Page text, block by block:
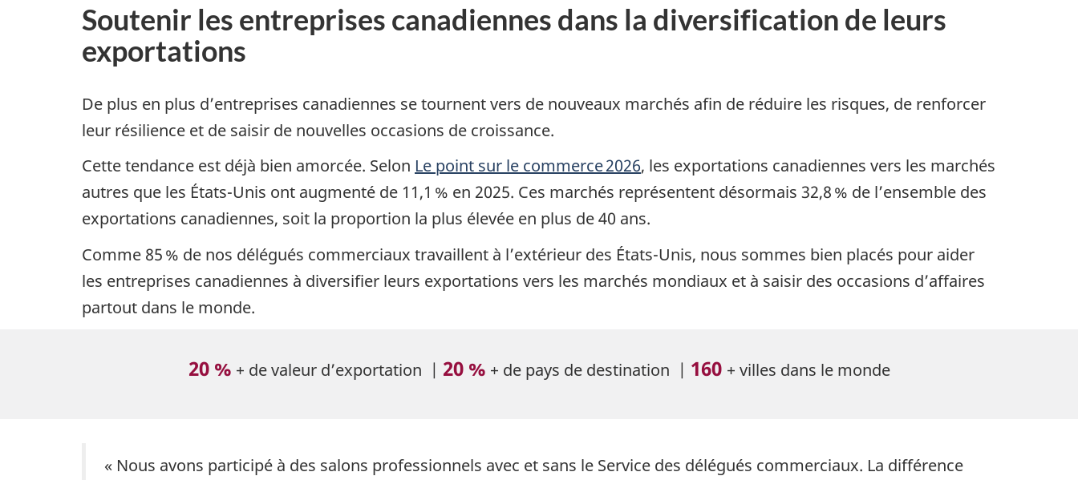
Soutenir les entreprises canadiennes dans la diversification de leurs
exportations
De plus en plus d’entreprises canadiennes se tournent vers de nouveaux marchés afin de réduire les risques, de renforcer
leur résilience et de saisir de nouvelles occasions de croissance.
Cette tendance est déjà bien amorcée. Selon Le point sur le commerce 2026, les exportations canadiennes vers les marchés
autres que les États-Unis ont augmenté de 11,1 % en 2025. Ces marchés représentent désormais 32,8 % de l’ensemble des
exportations canadiennes, soit la proportion la plus élevée en plus de 40 ans.
Comme 85 % de nos délégués commerciaux travaillent à l’extérieur des États-Unis, nous sommes bien placés pour aider
les entreprises canadiennes à diversifier leurs exportations vers les marchés mondiaux et à saisir des occasions d’affaires
partout dans le monde.
20 % + de valeur d’exportation | 20 % + de pays de destination | 160 + villes dans le monde
« Nous avons participé à des salons professionnels avec et sans le Service des délégués commerciaux. La différence